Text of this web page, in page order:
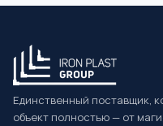
Единственный поставщик,
объект полностью — от